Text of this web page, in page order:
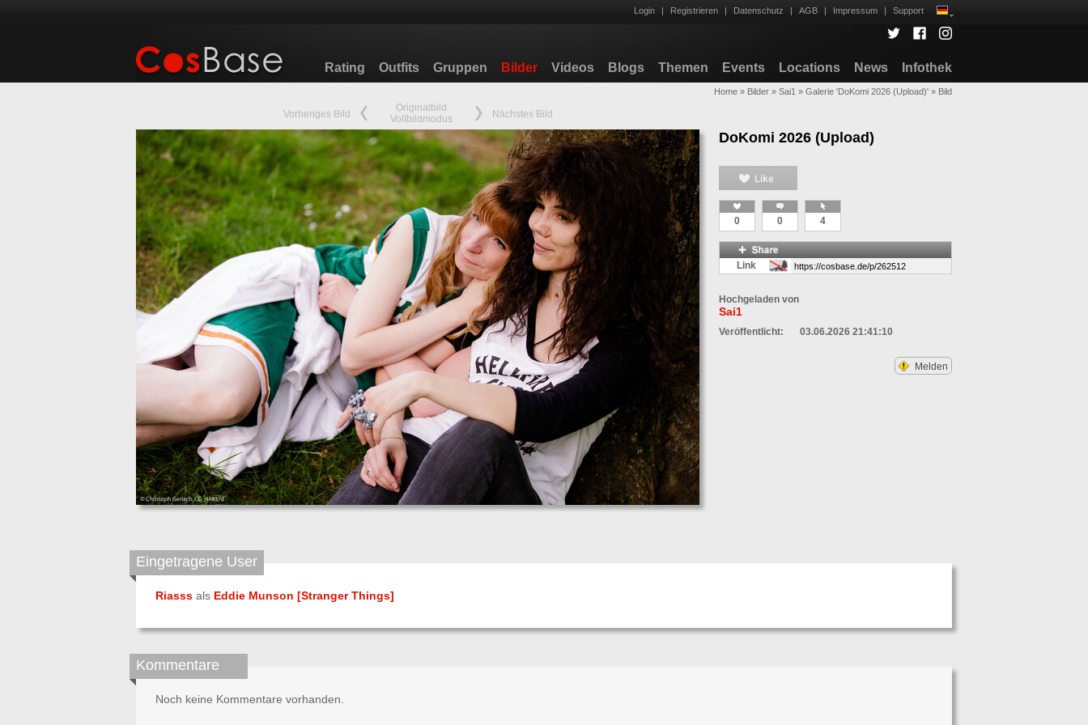
Login | Registrieren | Datenschutz | AGB | Impressum | Support
Rating Outfits Gruppen Bilder Videos Blogs Themen Events Locations News Infothek
Home » Bilder » Sai1 » Galerie 'DoKomi 2026 (Upload)' » Bild
DoKomi 2026 (Upload)
0 0 4
Link
Hochgeladen von
Sai1
Veröffentlicht: 03.06.2026 21:41:10
Melden
Vorheriges Bild
Originalbild
Vollbildmodus
Nächstes Bild
Eingetragene User
Riasss als Eddie Munson [Stranger Things]
Kommentare
Noch keine Kommentare vorhanden.